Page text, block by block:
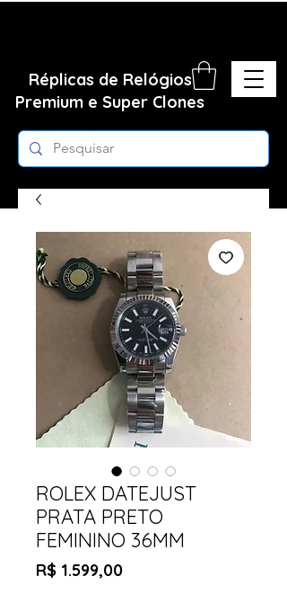
Réplicas de Relógios
Premium e Super Clones
ROLEX DATEJUST
PRATA PRETO
FEMININO 36MM
R$ 1.599,00Preço